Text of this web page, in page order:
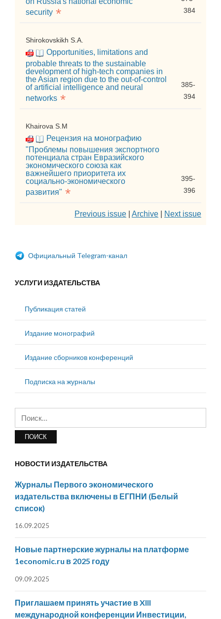
security *
384
Shirokovskikh S.A.
Opportunities, limitations and
probable threats to the sustainable
development of high-tech companies in
the Asian region due to the out-of-control
of artificial intelligence and neural
networks *
385-
394
Khairova S.M
Рецензия на монографию
"Проблемы повышения экспортного
потенциала стран Евразийского
экономического союза как
важнейшего приоритета их
социально-экономического
развития" *
395-
396
Previous issue Archive Next issue
Официальный Telegram-канал
УСЛУГИ ИЗДАТЕЛЬСТВА
Публикация статей
Издание монографий
Издание сборников конференций
Подписка на журналы
НОВОСТИ ИЗДАТЕЛЬСТВА
Журналы Первого экономического
издательства включены в ЕГПНИ (Белый
список)
16.09.2025
Новые партнерские журналы на платформе
1economic.ru в 2025 году
09.09.2025
Приглашаем принять участие в XIII
международной конференции Инвестиции,